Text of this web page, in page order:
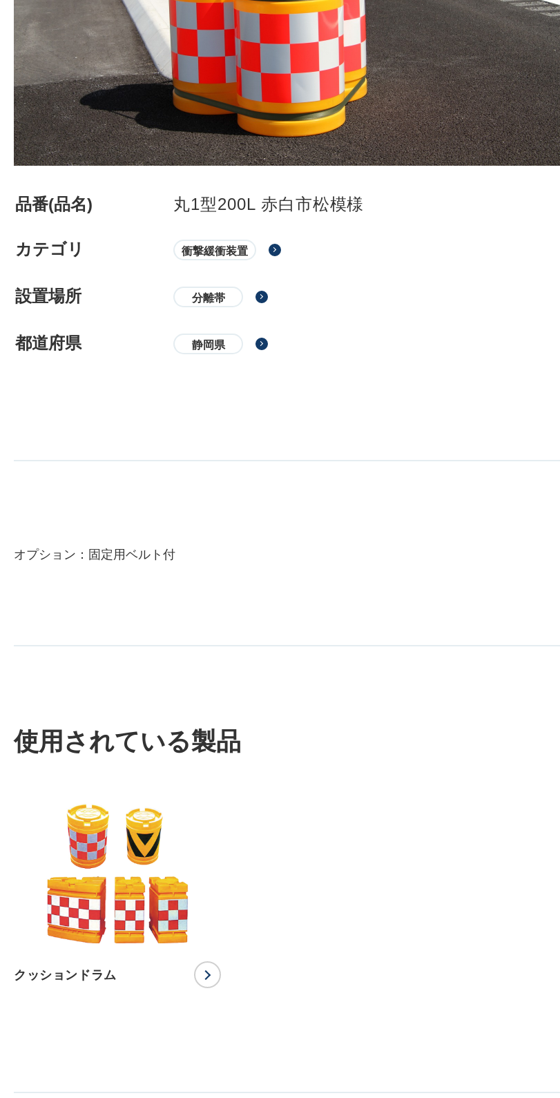
株式会社吾妻製作所 会社案内
品番(品名) 丸1型200L 赤白市松模様
カテゴリ 衝撃緩衝装置
設置場所 分離帯
都道府県 静岡県
オプション：固定用ベルト付
使用されている製品
クッションドラム